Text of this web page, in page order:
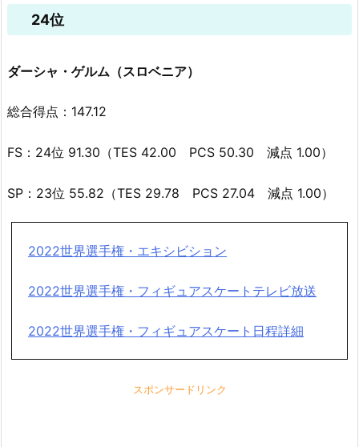
24位
ダーシャ・ゲルム（スロベニア）
総合得点：147.12
FS：24位 91.30（TES 42.00 PCS 50.30 減点 1.00）
SP：23位 55.82（TES 29.78 PCS 27.04 減点 1.00）
2022世界選手権・エキシビション
2022世界選手権・フィギュアスケートテレビ放送
2022世界選手権・フィギュアスケート日程詳細
スポンサードリンク